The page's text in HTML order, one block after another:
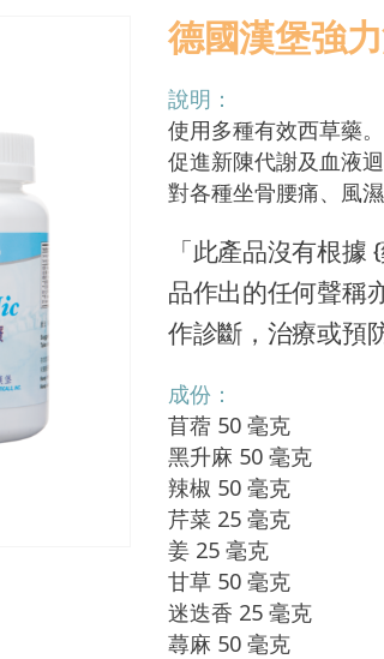
德國漢堡強
說明：
使用多種有效西草藥。
促進新陳代謝及血液
對各種坐骨腰痛、風濕
「此產品沒有根
品作出的任何聲稱
作診斷，治療或預
成份：
苜蓿 50 毫克
黑升麻 50 毫克
辣椒 50 毫克
芹菜 25 毫克
姜 25 毫克
甘草 50 毫克
迷迭香 25 毫克
蕁麻 50 毫克